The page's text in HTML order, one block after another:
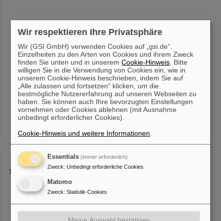
bound-state beta decay of fully-ionized thallium (205Tl81+) ions at
the Experimental Storage RingESRof GSI/FAIR. This
measurement has profound impact on the production of lead
(205Pb) in asymptotic giant
Teilchenbeschleuniger zum Nikolaus – „Saturday
Morning Physics“ besucht GSI/FAIR
HADES, an dem Neutronensternmaterie untersucht werden kann,
und lernten im Experimentierspeicherring
Forschung kennen. Ebenfalls auf dem Besuchsprogramm standen
Béatriz Jurado-Apruzzese mit der CNRS-Silbermedaille
und dem Joliot-Curie-Preis geehrt
untersuchen lassen. Auf diesem Weg konnte sie in den letzten
GSI/FAIR durchführen, die vorher nicht möglich waren. „Indem
man mit schweren Atomkernen auf leichte [...] zu Gast. Im Jahr
Wir respektieren Ihre Privatsphäre
Wir (GSI GmbH) verwenden Cookies auf „gsi.de“.
Einzelheiten zu den Arten von Cookies und ihrem Zweck
finden Sie unten und in unseremCookie-Hinweis . Bitte
willigen Sie in die Verwendung von Cookies ein, wie in
unserem Cookie-Hinweis beschrieben, indem Sie auf
„Alle zulassen und fortsetzen“ klicken, um die
bestmögliche Nutzererfahrung auf unseren Webseiten zu
haben. Sie können auch Ihre bevorzugten Einstellungen
vornehmen oder Cookies ablehnen (mit Ausnahme
unbedingt erforderlicher Cookies).
Cookie-Hinweis und weitere Informationen
Essentials (immer erforderlich)
Zweck: Unbedingt erforderliche Cookies
Matomo
Zweck: Statistik-Cookies